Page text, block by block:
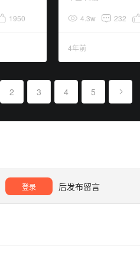
1950 4.3w 232
4年前
2 3 4 5
登录 后发布留言